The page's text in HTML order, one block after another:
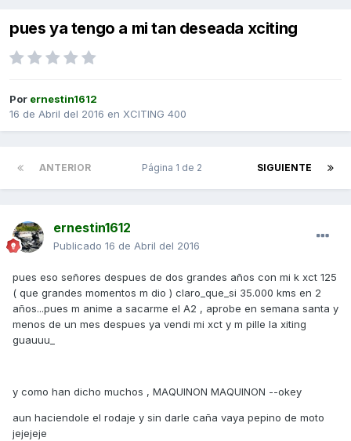
pues ya tengo a mi tan deseada xciting
Por ernestin1612
16 de Abril del 2016 en XCITING 400
ANTERIOR SIGUIENTE
Página 1 de 2
ernestin1612
Publicado 16 de Abril del 2016
pues eso señores despues de dos grandes años con mi k xct 125
( que grandes momentos m dio ) claro_que_si 35.000 kms en 2
años...pues m anime a sacarme el A2 , aprobe en semana santa y
menos de un mes despues ya vendi mi xct y m pille la xiting
guauuu_
y como han dicho muchos , MAQUINON MAQUINON --okey
aun haciendole el rodaje y sin darle caña vaya pepino de moto
jejejeje